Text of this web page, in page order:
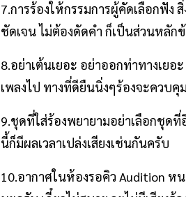
7.การร้องให้กรรมการผู้คัดเลือกฟัง
ชัดเจน ไม่ต้องดัดคำ ก็เป็นส่วนหลัก
8.อย่าเต้นเยอะ อย่าออกท่าทางเยอ
เพลงไป ทางที่ดียืนนิ่งๆร้องจะควบคุ
9.ชุดที่ใส่ร้องพยายามอย่าเลือกชุด
นี้ก็มีผลเวลาเปล่งเสียงเช่นกันครับ
10.อากาศในห้องรอคิว Audition ห